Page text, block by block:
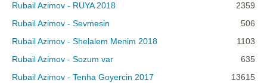
Rubail Azimov - RUYA 2018
2359
Rubail Azimov - Sevmesin
506
Rubail Azimov - Shelalem Menim 2018
1103
Rubail Azimov - Sozum var
635
Rubail Azimov - Tenha Goyercin 2017
13615